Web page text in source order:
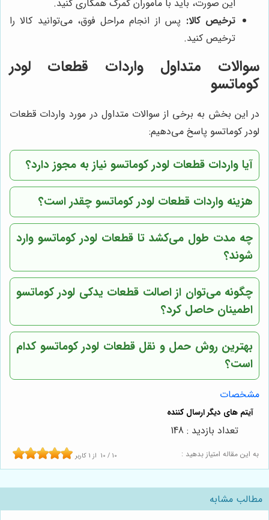
این صورت، باید با ماموران گمرک همکاری کنید.
ترخیص کالا: پس از انجام مراحل فوق، می‌توانید کالا را
ترخیص کنید.
سوالات متداول واردات قطعات لودر
کوماتسو
در این بخش به برخی از سوالات متداول در مورد واردات قطعات
لودر کوماتسو پاسخ می‌دهیم:
آیا واردات قطعات لودر کوماتسو نیاز به مجوز دارد؟
هزینه واردات قطعات لودر کوماتسو چقدر است؟
چه مدت طول می‌کشد تا قطعات لودر کوماتسو وارد
شوند؟
چگونه می‌توان از اصالت قطعات یدکی لودر کوماتسو
اطمینان حاصل کرد؟
بهترین روش حمل و نقل قطعات لودر کوماتسو کدام
است؟
مشخصات
به این مقاله امتیاز بدهید : 10 / 10 از 1 کاربر
تعداد بازدید : 148
مطالب مشابه